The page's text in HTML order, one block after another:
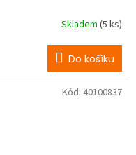
Skladem (5 ks)
Do košíku
Kód: 40100837